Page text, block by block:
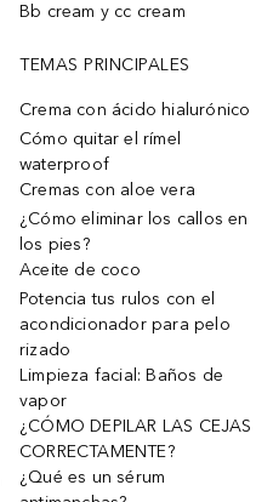
Bb cream y cc cream
TEMAS PRINCIPALES
Crema con ácido hialurónico
Cómo quitar el rímel
waterproof
Cremas con aloe vera
¿Cómo eliminar los callos en
los pies?
Aceite de coco
Potencia tus rulos con el
acondicionador para pelo
rizado
Limpieza facial: Baños de
vapor
¿CÓMO DEPILAR LAS CEJAS
CORRECTAMENTE?
¿Qué es un sérum